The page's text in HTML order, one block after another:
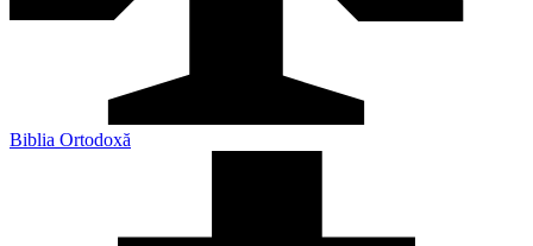
Biblia Ortodoxă